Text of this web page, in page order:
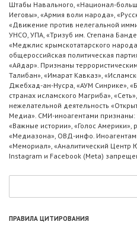
Штабы Навального, «Национал-
Иеговы», «Армия воли народа»,
«Движение против нелегальной
УНСО, УПА, «Тризуб им. Степана
«Меджлис крымскотатарского
общероссийская политическая
«Айдар». Признаны
Талибан», «Имарат Кавказ»,
Джебхад-ан-Нусра, «АУМ Синрике»,
странах исламского Магриба»,
нежелательной деятельность
Медиа». СМИ-иноагентами
«Важные истории», «Голос Америки»,
«Медиазона», ОВД-инфо.
«Мемориал», «Аналитический Центр
Instagram и Facebook (Metа)
ПРАВИЛА ЦИТИРОВАНИЯ